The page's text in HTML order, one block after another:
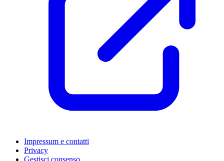
Impressum e contatti
Privacy